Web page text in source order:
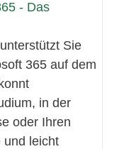
Sie
365 auf dem
in der
oder Ihren
und leicht